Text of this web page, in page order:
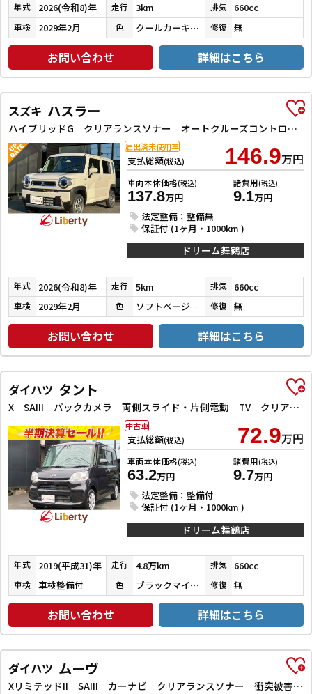
年式 2026(令和8)年 走行 3km 排気 660cc
車検 2029年2月 色 クールカーキパールメタリック 修復 無
お問い合わせ 詳細はこちら
スズキ ハスラー
ハイブリッドG クリアランスソナー オートクルーズコントロール レーンアシスト 衝突被害軽減システム オートライト LEDヘッドランプ スマートキー アイドリングストップ 電動格納ミラー シートヒーター CVT
支払総額(税込) 146.9万円
車両本体価格(税込)
137.8万円
諸費用(税込)
9.1万円
法定整備：整備無
保証付 (1ヶ月・1000km )
届出済未使用車
ドリーム舞鶴店
年式 2026(令和8)年 走行 5km 排気 660cc
車検 2029年2月 色 ソフトベージュメタリック 修復 無
お問い合わせ 詳細はこちら
ダイハツ タント
X SAIII バックカメラ 両側スライド・片側電動 TV クリアランスソナー 衝突被害軽減システム オートマチックハイビーム オートライト スマートキー アイドリングストップ シートヒーター ベンチシート CVT
支払総額(税込) 72.9万円
車両本体価格(税込)
63.2万円
諸費用(税込)
9.7万円
法定整備：整備付
保証付 (1ヶ月・1000km )
中古車
ドリーム舞鶴店
年式 2019(平成31)年 走行 4.8万km 排気 660cc
車検 車検整備付 色 ブラックマイカメタリック 修復 無
お問い合わせ 詳細はこちら
ダイハツ ムーヴ
XリミテッドII SAIII カーナビ クリアランスソナー 衝突被害軽減システム オートマチックハイビーム オートライト LEDヘッドランプ スマートキー アイドリングストップ 電動格納ミラー シートヒーター